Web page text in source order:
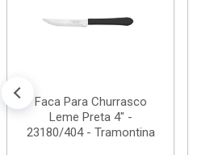
Faca Para Churrasco
Leme Preta 4" -
23180/404 - Tramontina